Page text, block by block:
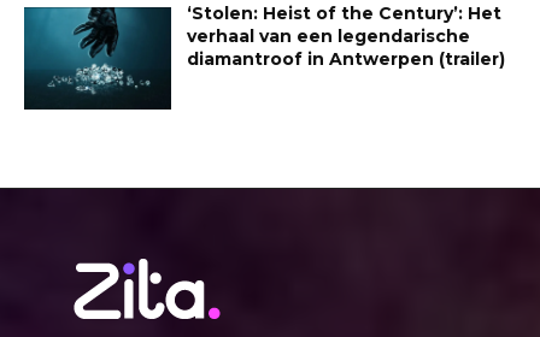
‘Stolen: Heist of the Century’: Het
verhaal van een legendarische
diamantroof in Antwerpen (trailer)